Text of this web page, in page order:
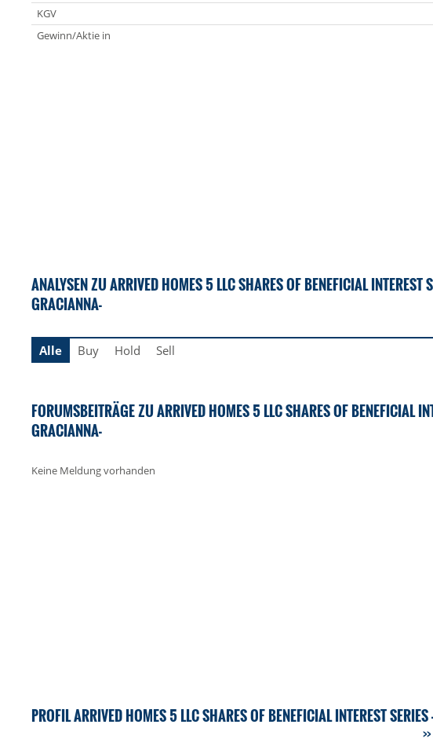
KGV
Gewinn/Aktie in
ANALYSEN ZU ARRIVED HOMES 5 LLC SHARES OF BENEFICIAL INTEREST
GRACIANNA-
Alle
Buy Hold Sell
FORUMSBEITRÄGE ZU ARRIVED HOMES 5 LLC SHARES OF BENEFICIAL
GRACIANNA-
Keine Meldung vorhanden
PROFIL ARRIVED HOMES 5 LLC SHARES OF BENEFICIAL INTEREST